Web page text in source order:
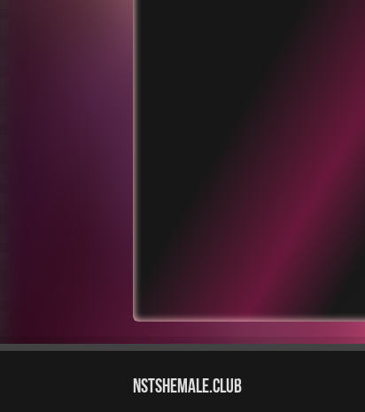
NstShemale.Club